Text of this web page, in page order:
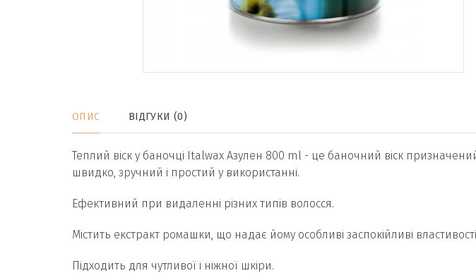
ОПИС ВІДГУКИ (0)
Теплий віск у баночці Italwax Азулен 800 ml - це баночний віск
швидко, зручний і простий у використанні.
Ефективний при видаленні різних типів волосся.
Містить екстракт ромашки, що надає йому особливі заспокійливі
Підходить для чутливої і ніжної шкіри.